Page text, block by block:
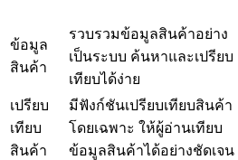
ข้อมูล
สินค้า
รวบรวมข้อมูลสินค้าอย่าง
เป็นระบบ ค้นหาและเปรียบ
เทียบได้ง่าย
เปรียบ
เทียบ
สินค้า
มีฟังก์ชันเปรียบเทียบสินค้า
โดยเฉพาะ ให้ผู้อ่านเทียบ
ข้อมูลสินค้าได้อย่างชัดเจน